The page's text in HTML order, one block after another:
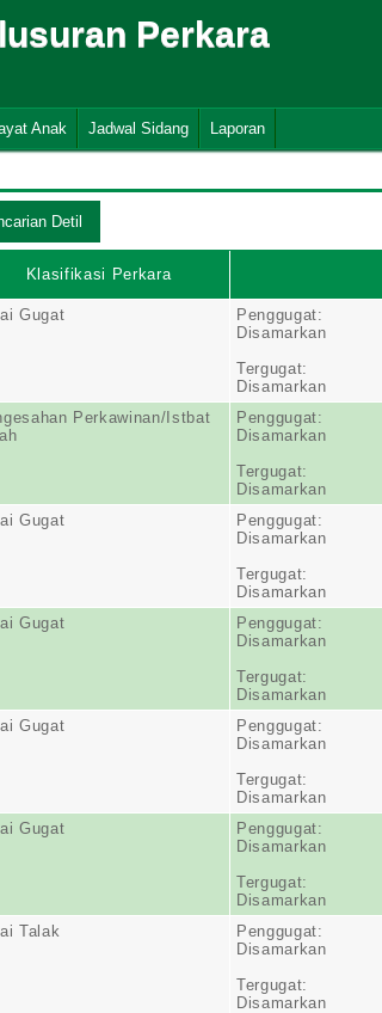
Perkara
Anak Jadwal Sidang Laporan
Klasifikasi Perkara
Gugat
Penggugat:
Disamarkan
Tergugat:
Disamarkan
Perkawinan/Istbat
Penggugat:
Disamarkan
Tergugat:
Disamarkan
Gugat
Penggugat:
Disamarkan
Tergugat:
Disamarkan
Gugat
Penggugat:
Disamarkan
Tergugat:
Disamarkan
Gugat
Penggugat:
Disamarkan
Tergugat:
Disamarkan
Gugat
Penggugat:
Disamarkan
Tergugat:
Disamarkan
Talak
Penggugat:
Disamarkan
Tergugat:
Disamarkan